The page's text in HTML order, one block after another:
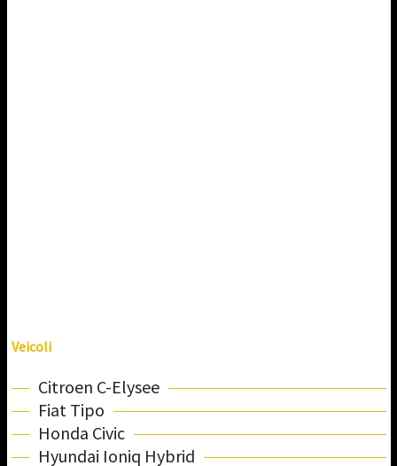
Veicoli
Citroen C-Elysee
Fiat Tipo
Honda Civic
Hyundai Ioniq Hybrid